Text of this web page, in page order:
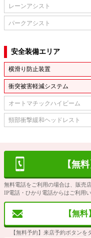
レーンアシスト
パークアシスト
安全装備エリア
横滑り防止装置
衝突被害軽減システム
オートマチックハイビーム
頸部衝撃緩和ヘッドレスト
【無
無料電話をご利用の場合は、販売
IP電話・ひかり電話からはご利用
【無
【無料予約】来店予約ボタン